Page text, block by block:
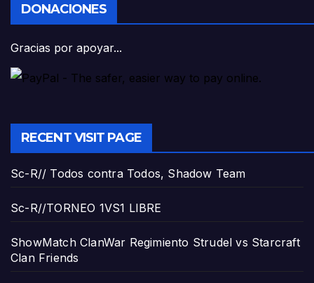
DONACIONES
Gracias por apoyar...
RECENT VISIT PAGE
Sc-R// Todos contra Todos, Shadow Team
Sc-R//TORNEO 1VS1 LIBRE
ShowMatch ClanWar Regimiento Strudel vs Starcraft
Clan Friends